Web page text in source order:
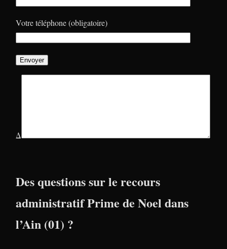
Votre téléphone (obligatoire)
Δ
Des questions sur le recours
administratif Prime de Noel dans
l’Ain (01) ?